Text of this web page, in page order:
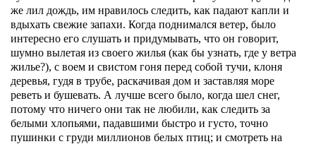
же лил дождь, им нравилось следить, как падают капли и
вдыхать свежие запахи. Когда поднимался ветер, было
интересно его слушать и придумывать, что он говорит,
шумно вылетая из своего жилья (как бы узнать, где у ветра
жилье?), с воем и свистом гоня перед собой тучи, клоня
деревья, гудя в трубе, раскачивая дом и заставляя море
реветь и бушевать. А лучше всего было, когда шел снег,
потому что ничего они так не любили, как следить за
белыми хлопьями, падавшими быстро и густо, точно
пушинки с груди миллионов белых птиц; и смотреть на